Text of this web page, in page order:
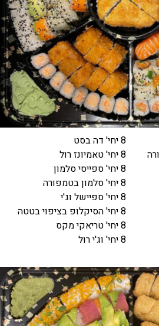
8 יחי' דה בסט
8 יחי' טאמיונז רול
8 יחי' ספייסי סלמון
8 יחי' סלמון בטמפורה
8 יחי' ספיישל וג'י
8 יחי' הסיקלופ בציפוי בטטה
8 יחי' טריאקי מקס
8 יחי' וג'י רול